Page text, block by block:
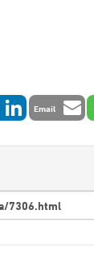
Email